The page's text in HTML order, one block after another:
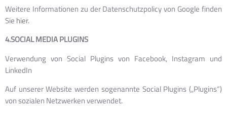
Weitere Informationen zu der Datenschutzpolicy von Google finden
Sie hier.
4.SOCIAL MEDIA PLUGINS
Verwendung von Social Plugins von Facebook, Instagram und
LinkedIn
Auf unserer Website werden sogenannte Social Plugins („Plugins“)
von sozialen Netzwerken verwendet.